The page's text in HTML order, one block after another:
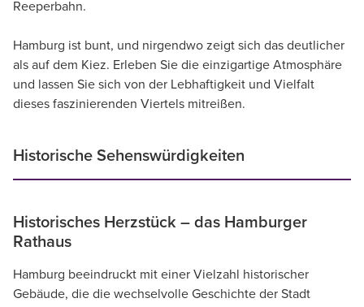
Reeperbahn.
Hamburg ist bunt, und nirgendwo zeigt sich das deutlicher
als auf dem Kiez. Erleben Sie die einzigartige Atmosphäre
und lassen Sie sich von der Lebhaftigkeit und Vielfalt
dieses faszinierenden Viertels mitreißen.
Historische Sehenswürdigkeiten
Historisches Herzstück – das Hamburger
Rathaus
Hamburg beeindruckt mit einer Vielzahl historischer
Gebäude, die die wechselvolle Geschichte der Stadt